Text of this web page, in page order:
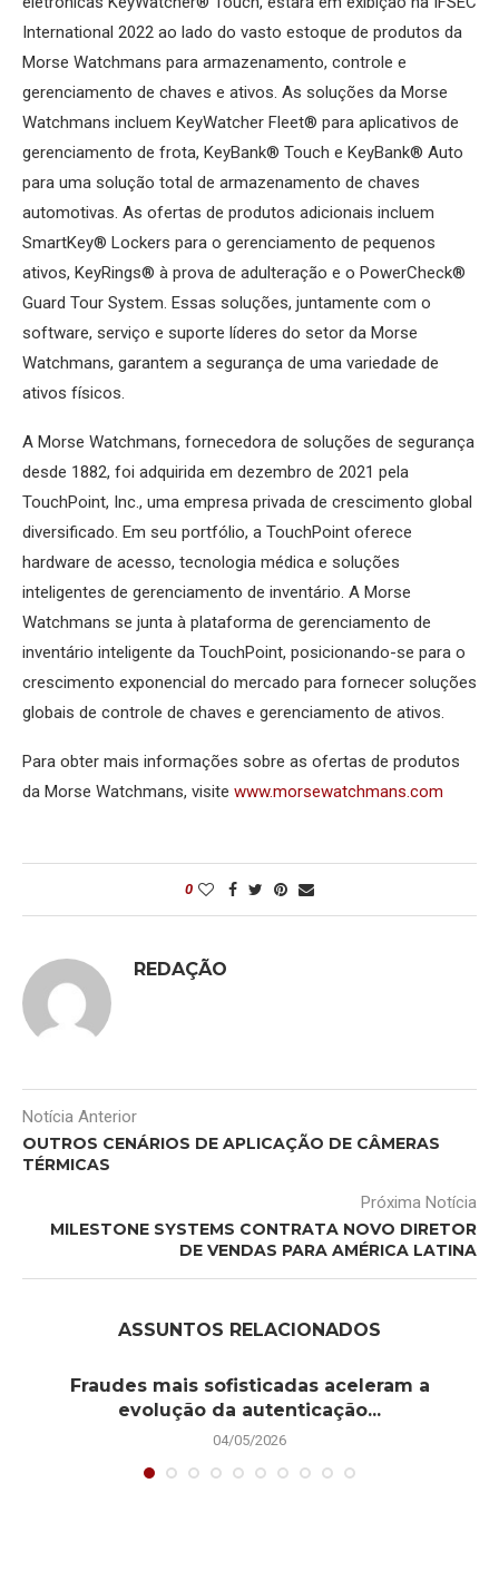
International 2022 ao lado do vasto estoque de produtos da
Morse Watchmans para armazenamento, controle e
gerenciamento de chaves e ativos. As soluções da Morse
Watchmans incluem KeyWatcher Fleet® para aplicativos de
gerenciamento de frota, KeyBank® Touch e KeyBank® Auto
para uma solução total de armazenamento de chaves
automotivas. As ofertas de produtos adicionais incluem
SmartKey® Lockers para o gerenciamento de pequenos
ativos, KeyRings® à prova de adulteração e o PowerCheck®
Guard Tour System. Essas soluções, juntamente com o
software, serviço e suporte líderes do setor da Morse
Watchmans, garantem a segurança de uma variedade de
ativos físicos.
A Morse Watchmans, fornecedora de soluções de segurança
desde 1882, foi adquirida em dezembro de 2021 pela
TouchPoint, Inc., uma empresa privada de crescimento global
diversificado. Em seu portfólio, a TouchPoint oferece
hardware de acesso, tecnologia médica e soluções
inteligentes de gerenciamento de inventário. A Morse
Watchmans se junta à plataforma de gerenciamento de
inventário inteligente da TouchPoint, posicionando-se para o
crescimento exponencial do mercado para fornecer soluções
globais de controle de chaves e gerenciamento de ativos.
Para obter mais informações sobre as ofertas de produtos
da Morse Watchmans, visite www.morsewatchmans.com
0
REDAÇÃO
Notícia Anterior
OUTROS CENÁRIOS DE APLICAÇÃO DE CÂMERAS
TÉRMICAS
Próxima Notícia
MILESTONE SYSTEMS CONTRATA NOVO DIRETOR
DE VENDAS PARA AMÉRICA LATINA
ASSUNTOS RELACIONADOS
Fraudes mais sofisticadas aceleram a
evolução da autenticação...
04/05/2026